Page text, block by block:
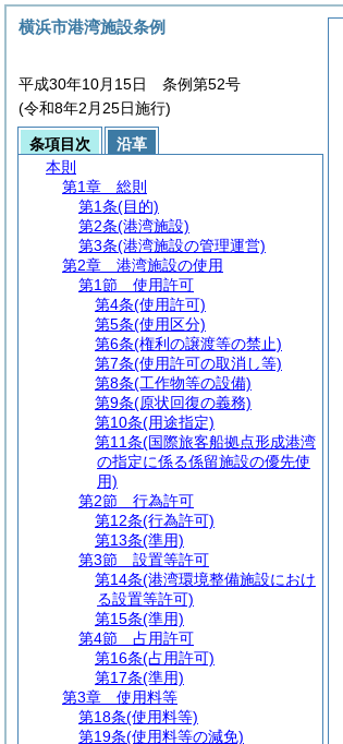
横浜市港湾施設条例
平成30年10月15日 条例第52号
(令和8年2月25日施行)
条項目次
沿革
本則
第1章
総則
第1条(目的)
第2条(港湾施設)
第3条(港湾施設の管理運営)
第2章
港湾施設の使用
第1節
使用許可
第4条(使用許可)
第5条(使用区分)
第6条(権利の譲渡等の禁止)
第7条(使用許可の取消し等)
第8条(工作物等の設備)
第9条(原状回復の義務)
第10条(用途指定)
第11条(国際旅客船拠点形成港湾
の指定に係る係留施設の優先使
用)
第2節
行為許可
第12条(行為許可)
第13条(準用)
第3節
設置等許可
第14条(港湾環境整備施設におけ
る設置等許可)
第15条(準用)
第4節
占用許可
第16条(占用許可)
第17条(準用)
第3章
使用料等
第18条(使用料等)
第19条(使用料等の減免)